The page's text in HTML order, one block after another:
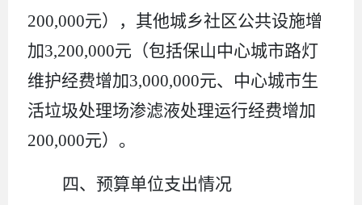
200,000元），其他城乡社区公共设施增
加3,200,000元（包括保山中心城市路灯
维护经费增加3,000,000元、中心城市生
活垃圾处理场渗滤液处理运行经费增加
200,000元）。
四、 预算单位支出情况